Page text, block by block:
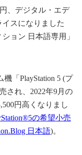
、デジタル・エデ
イスになりました
ョン 日本語専用」
「PlayStation 5 (プ
され、2022年9月の
円高くなりまし
の希望小売
日本語)。